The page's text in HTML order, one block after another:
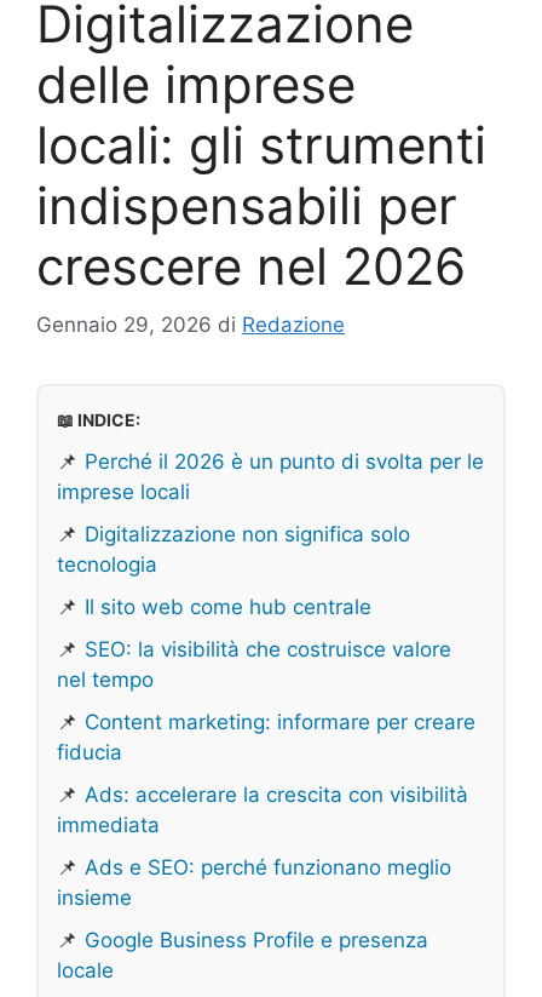
Digitalizzazione
delle imprese
locali: gli strumenti
indispensabili per
crescere nel 2026
Gennaio 29, 2026 di Redazione
📖 INDICE:
📌 Perché il 2026 è un punto di svolta per le
imprese locali
📌 Digitalizzazione non significa solo
tecnologia
📌 Il sito web come hub centrale
📌 SEO: la visibilità che costruisce valore
nel tempo
📌 Content marketing: informare per creare
fiducia
📌 Ads: accelerare la crescita con visibilità
immediata
📌 Ads e SEO: perché funzionano meglio
insieme
📌 Google Business Profile e presenza
locale